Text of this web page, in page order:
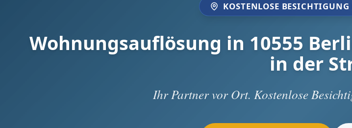
KOSTENLOSE
Wohnungsauflösung in 10555
in der
Ihr Partner vor Ort. Kostenlose